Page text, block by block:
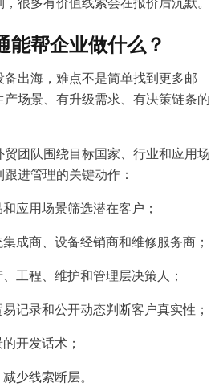
能帮企业做什么？
出海，难点不是简单找到更多邮
场景、有升级需求、有决策链条的
团队围绕目标国家、行业和应用场
进管理的关键动作：
应用场景筛选潜在客户；
成商、设备经销商和维修服务商；
工程、维护和管理层决策人；
记录和公开动态判断客户真实性；
开发话术；
少线索断层。